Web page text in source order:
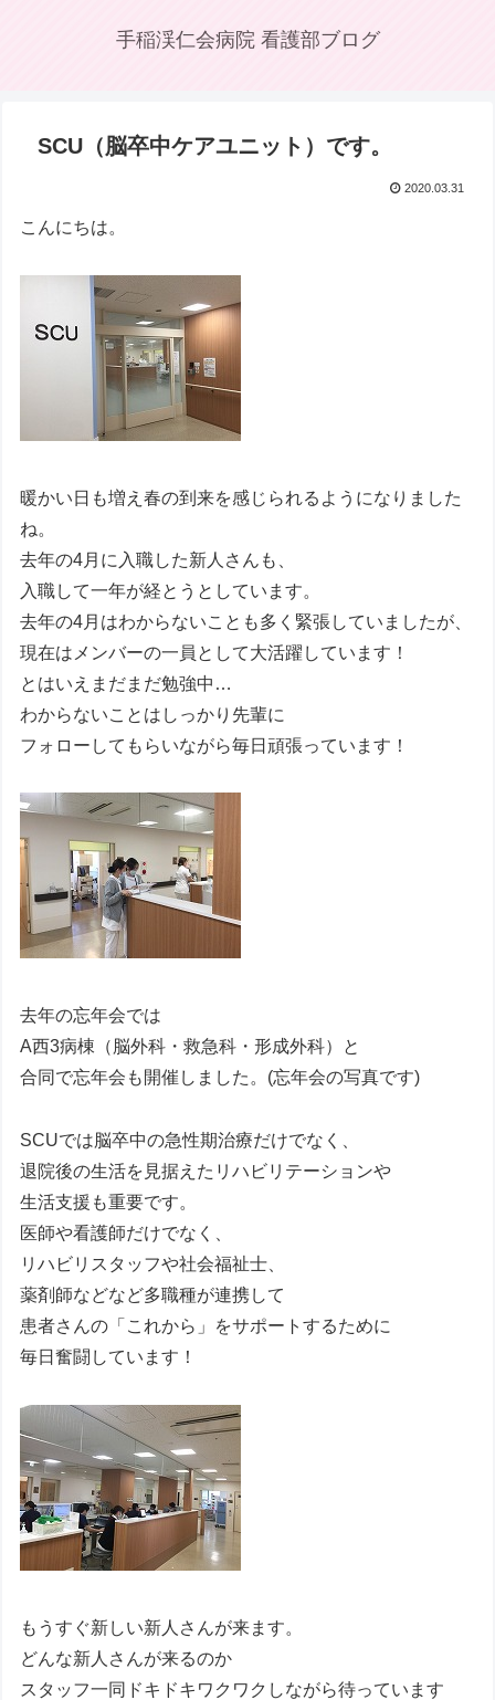
手稲渓仁会病院 看護部ブログ
SCU（脳卒中ケアユニット）です。
2020.03.31
こんにちは。
暖かい日も増え春の到来を感じられるようになりました
ね。
去年の4月に入職した新人さんも、
入職して一年が経とうとしています。
去年の4月はわからないことも多く緊張していましたが、
現在はメンバーの一員として大活躍しています！
とはいえまだまだ勉強中…
わからないことはしっかり先輩に
フォローしてもらいながら毎日頑張っています！
去年の忘年会では
A西3病棟（脳外科・救急科・形成外科）と
合同で忘年会も開催しました。(忘年会の写真です)
SCUでは脳卒中の急性期治療だけでなく、
退院後の生活を見据えたリハビリテーションや
生活支援も重要です。
医師や看護師だけでなく、
リハビリスタッフや社会福祉士、
薬剤師などなど多職種が連携して
患者さんの「これから」をサポートするために
毎日奮闘しています！
もうすぐ新しい新人さんが来ます。
どんな新人さんが来るのか
スタッフ一同ドキドキワクワクしながら待っています